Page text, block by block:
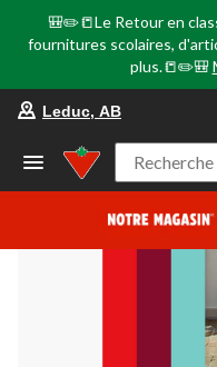
🎒✏️📒Le Retour en
fournitures scolaires,
plus.📒✏️🎒
Leduc, AB
Recherche